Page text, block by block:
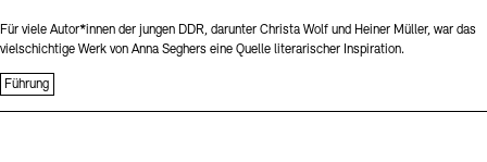
Für viele Autor*innen der jungen DDR, darunter Christa Wolf und Heiner Müller, war das
vielschichtige Werk von Anna Seghers eine Quelle literarischer Inspiration.
Führung